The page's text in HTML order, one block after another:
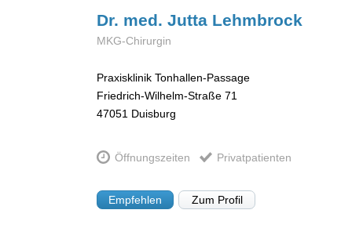
Dr. med. Jutta Lehmbrock
MKG-Chirurgin
Praxisklinik Tonhallen-Passage
Friedrich-Wilhelm-Straße 71
47051 Duisburg
Öffnungszeiten Privatpatienten
Empfehlen Zum Profil